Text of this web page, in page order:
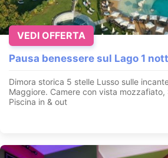
Pausa benessere sul Lago 1
Dimora storica 5 stelle Lusso sulle
Maggiore. Camere con vista
Piscina in & out
VEDI OFFERTA